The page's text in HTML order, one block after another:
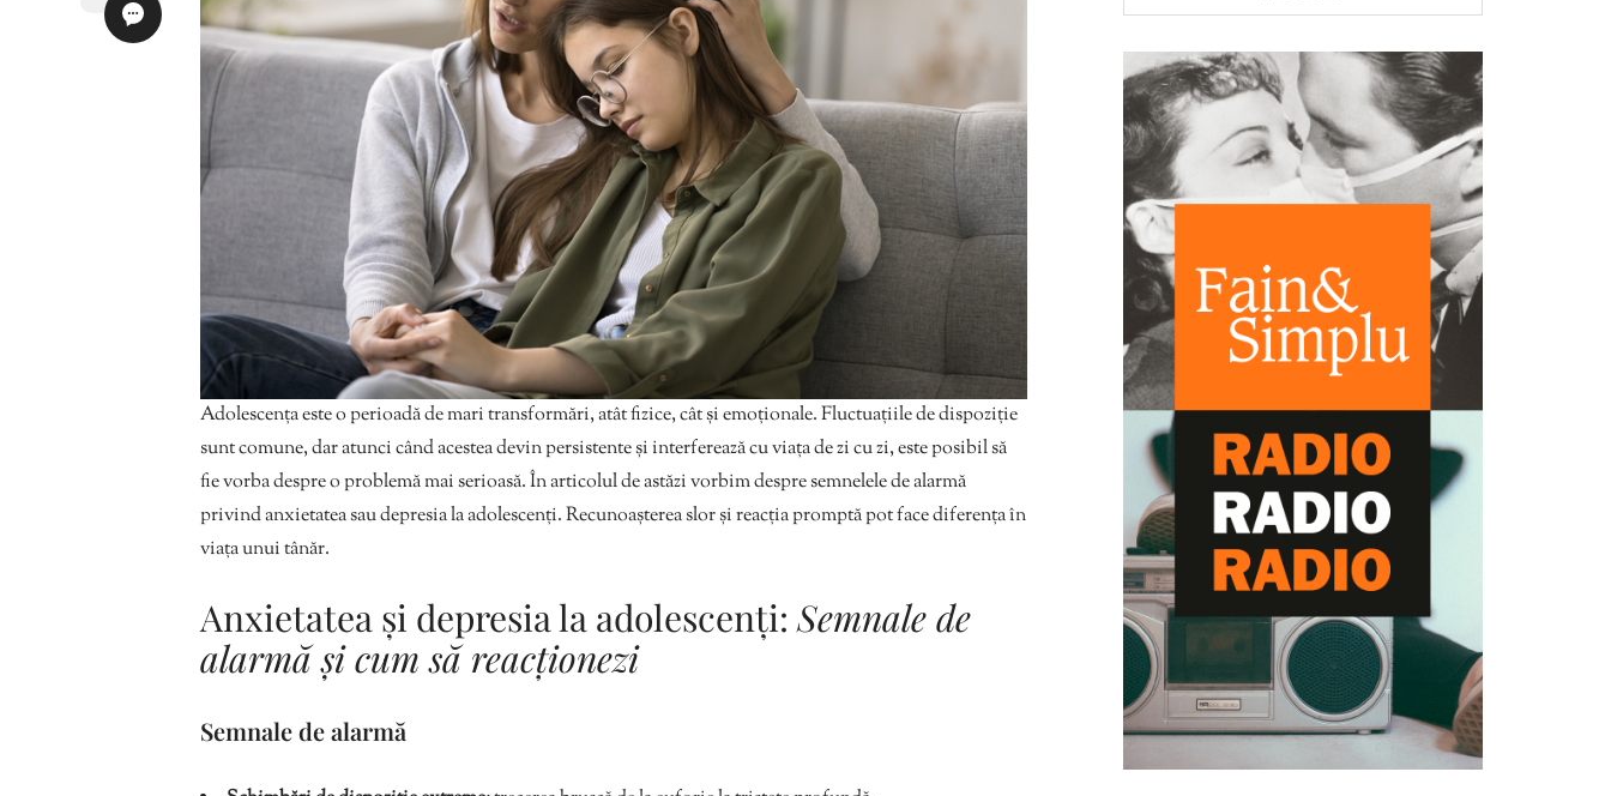
Adolescența este o perioadă de mari transformări, atât fizice, cât și emoționale. Fluctuațiile de dispoziție
sunt comune, dar atunci când acestea devin persistente și interferează cu viața de zi cu zi, este posibil să
fie vorba despre o problemă mai serioasă. În articolul de astăzi vorbim despre semnelele de alarmă
privind anxietatea sau depresia la adolescenți. Recunoașterea slor și reacția promptă pot face diferența în
viața unui tânăr.
Anxietatea și depresia la adolescenți: Semnale de
alarmă și cum să reacționezi
Semnale de alarmă